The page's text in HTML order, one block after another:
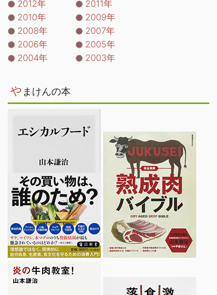
2012年
2011年
2010年
2009年
2008年
2007年
2006年
2005年
2004年
2003年
や まけんの本